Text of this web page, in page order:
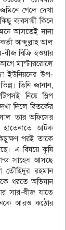
গেলে দেখা
ব্যবসায়ী কিনে
আসতেই নানা
আব্দুল্লাহ আল
বিক্রি হওয়ার
মাস্টাররোলে
ইউনিয়নের উপ-
তিনি জানান,
নিয়ে স্লিপ
দিলে বিতর্কের
তার অফিসের
হাতেনাতে আটক
পরই তাকে
এ বিষয়ে কৃষি
সাহেব আসছে
তৌহিদুর রহমান
ধরতে অভিযান
সার-বীজ যাতে
আরও কঠোর